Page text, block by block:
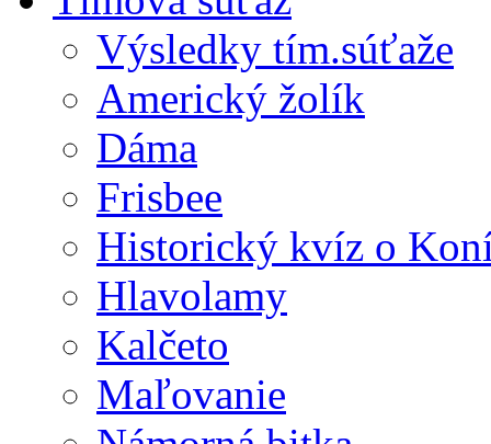
Výsledky tím.súťaže
Americký žolík
Dáma
Frisbee
Historický kvíz o
Hlavolamy
Kalčeto
Maľovanie